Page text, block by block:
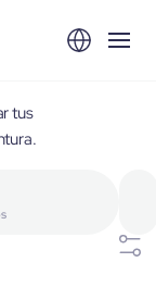
tus